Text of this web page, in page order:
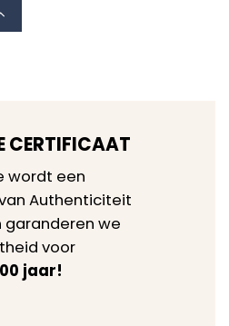
CERTIFICAAT
wordt een
Authenticiteit
garanderen we
voor
jaar!